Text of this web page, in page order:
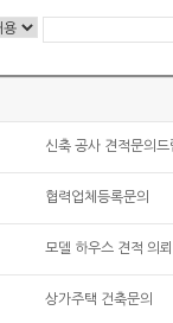
신축 공사 견적문의
협력업체등록문의
모델 하우스 견적 의뢰
상가주택 건축문의